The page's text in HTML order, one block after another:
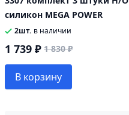
силикон MEGA POWER
2шт. в наличии
1 739 ₽ 1 830 ₽
В корзину